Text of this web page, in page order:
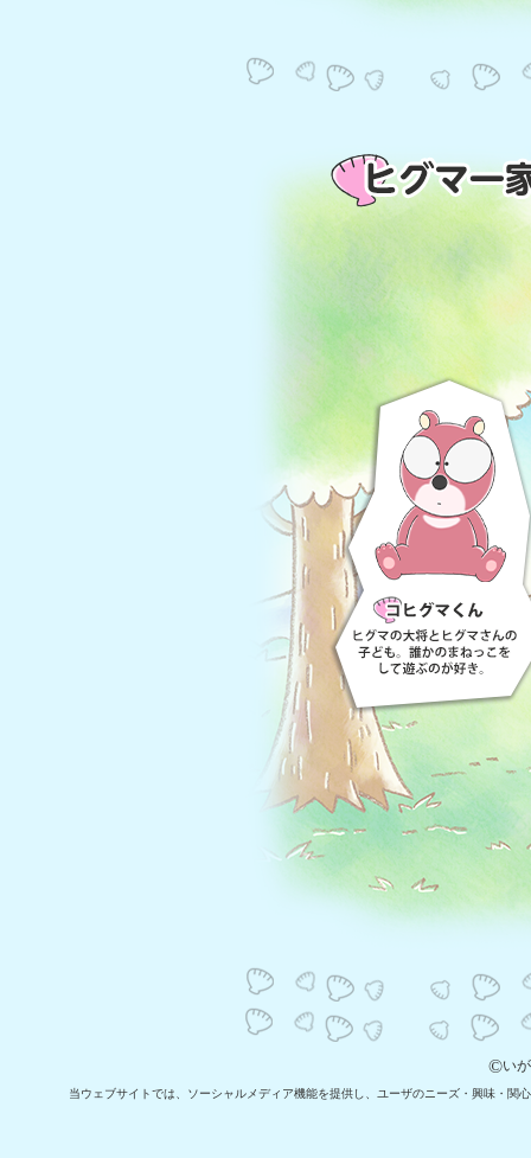
©い
当ウェブサイトでは、ソーシャルメディア機能を提供し、ユーザのニーズ・興味・